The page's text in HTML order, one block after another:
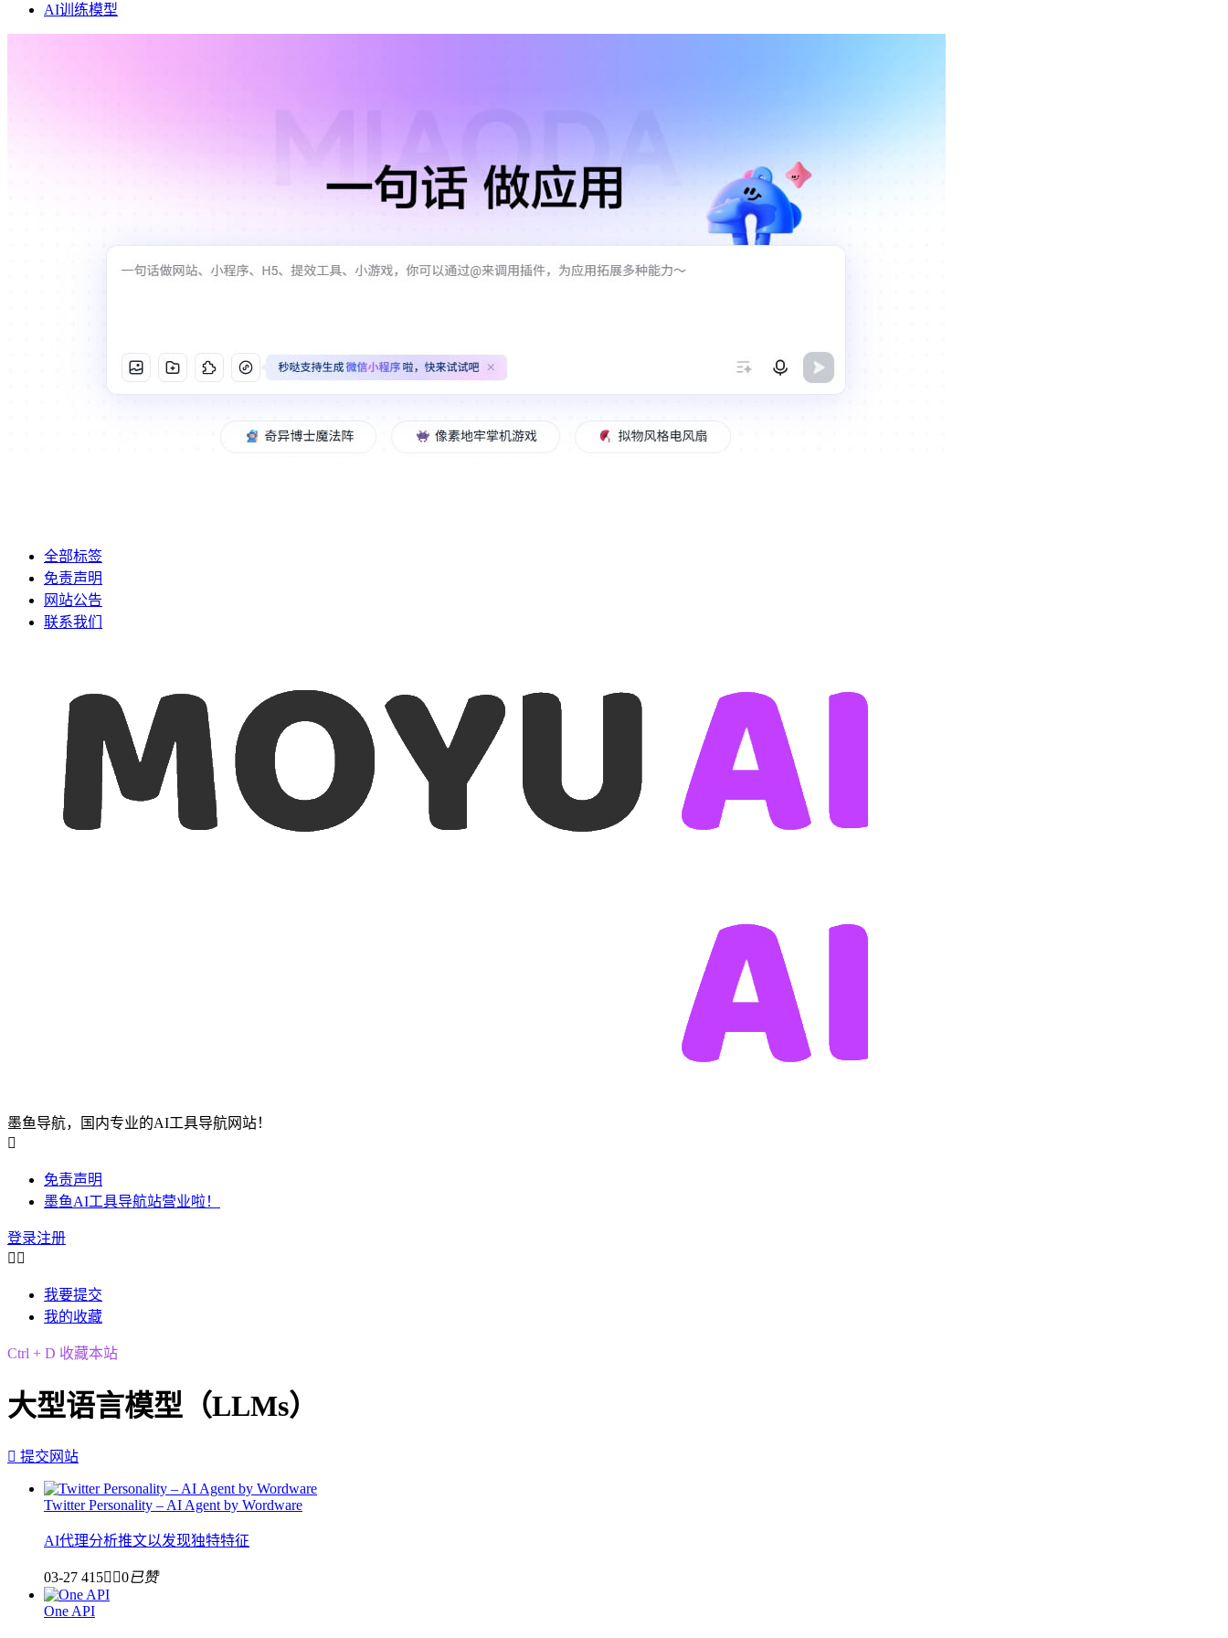
AI训练模型
全部标签
免责声明
网站公告
联系我们
墨鱼导航，国内专业的AI工具导航网站！

免责声明
墨鱼AI工具导航站营业啦！
登录注册
 
我要提交
我的收藏
Ctrl + D 收藏本站
大型语言模型（LLMs）
 提交网站
Twitter Personality – AI Agent by Wordware
AI代理分析推文以发现独特特征
03-27 415 0已赞
One API